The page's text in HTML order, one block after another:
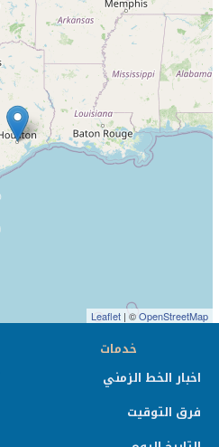
Leaflet | ©OpenStreetMap
خدمات
اخبار الخط الزمني
فرق التوقيت